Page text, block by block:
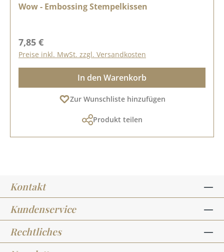
Wow - Embossing Stempelkissen
Regulärer Preis:
7,85 €
Preise inkl. MwSt. zzgl. Versandkosten
In den Warenkorb
Zur Wunschliste hinzufügen
Produkt teilen
Kontakt
Kundenservice
Rechtliches